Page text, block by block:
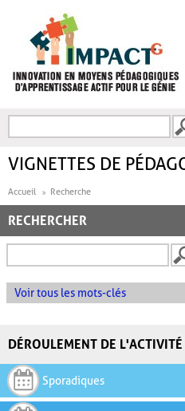
FORMULAIRE DE
VIGNETTES DE
Accueil Recherche
RECHERCHER
Voir tous les mots-clés
DÉROULEMENT DE L'ACTIVITÉ
Sporadiques